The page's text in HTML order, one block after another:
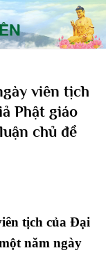
viên tịch
Phật giáo
chủ đề
tịch của Đại
năm ngày